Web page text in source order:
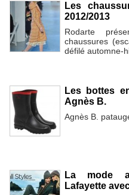
Les
2012/2013
Rodarte
chaussures
défilé automne-
Les bottes
Agnès B.
Agnès B.
La mode
Lafayette